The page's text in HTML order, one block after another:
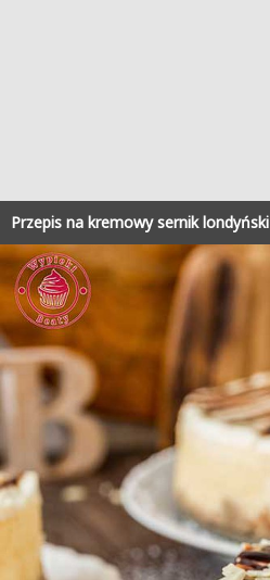
Przepis na kremowy sernik londyński